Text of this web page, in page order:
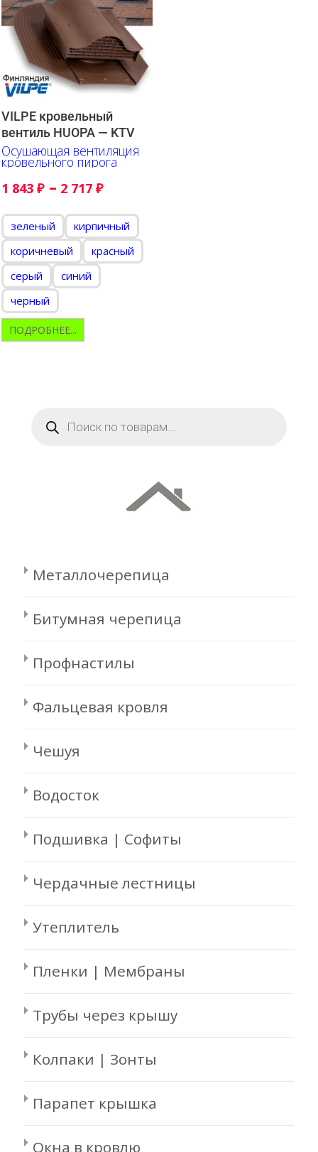
VILPE кровельный
вентиль HUOPA — KTV
Осушающая вентиляция
кровельного пирога
1 843 ₽ – 2 717 ₽
зеленый
кирпичный
коричневый
красный
серый
синий
черный
ПОДРОБНЕЕ...
товаров
Металлочерепица
Битумная черепица
Профнастилы
Фальцевая кровля
Чешуя
Водосток
Подшивка | Софиты
Чердачные лестницы
Утеплитель
Пленки | Мембраны
Трубы через крышу
Колпаки | Зонты
Парапет крышка
Окна в кровлю